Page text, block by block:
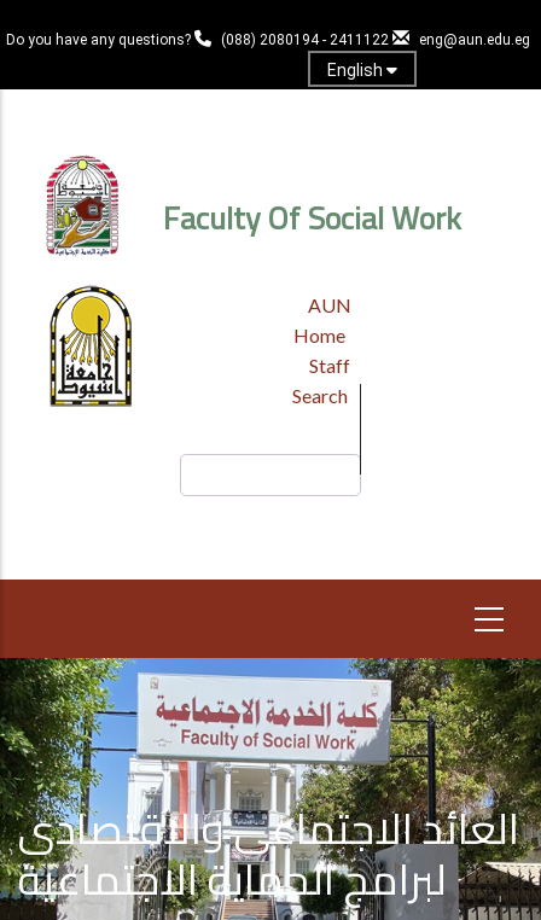
to
content
Do you have any questions? (088) 2080194 - 2411122 eng@aun.edu.eg
English
Faculty Of Social Work
HEADER
MENU
AUN
Home
Staff
Search
العائد الاجتماعى والاقتصادى
لبرامج الحماية الاجتماعية